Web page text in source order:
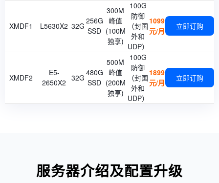
XMDF1 L5630X2 32G
256G
SSD
300M
峰值
(100M
独享)
100G
防御
（封国
外和
UDP）
1099
元/月
立即订购
XMDF2
E5-
2650X2 32G
480G
SSD
500M
峰值
(200M
独享)
100G
防御
（封国
外和
UDP）
1899
元/月
立即订购
服务器介绍及配置升级